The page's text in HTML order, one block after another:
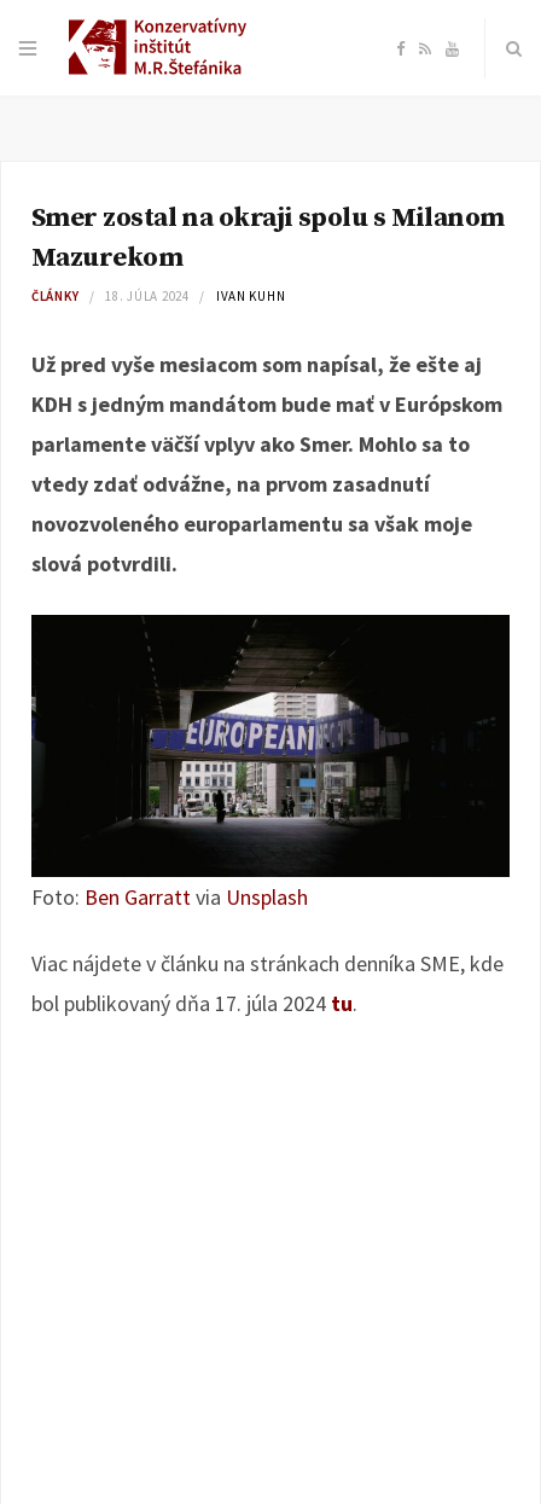
F
e
o
R Y
T
e
Smer zostal na okraji spolu s Milanom
Mazurekom
ČLÁNKY 18. JÚLA 2024 IVAN KUHN
Už pred vyše mesiacom som napísal, že ešte aj
KDH s jedným mandátom bude mať v Európskom
parlamente väčší vplyv ako Smer. Mohlo sa to
vtedy zdať odvážne, na prvom zasadnutí
novozvoleného europarlamentu sa však moje
slová potvrdili.
Foto: Ben Garrattvia Unsplash
Viac nájdete v článku na stránkach denníka SME, kde
bol publikovaný dňa 17. júla 2024 tu.